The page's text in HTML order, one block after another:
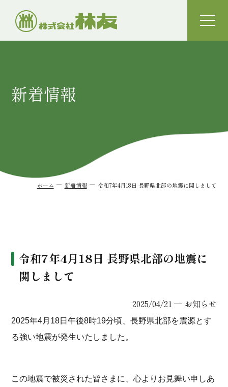
toggle
新着情報
ホーム 新着情報 令和7年4月18日 長野県北部の地震に関しまして
令和7年4月18日 長野県北部の地震に
関しまして
2025/04/21 ─ お知らせ
2025年4月18日午後8時19分頃、長野県北部を震源とす
る強い地震が発生いたしました。
この地震で被災された皆さまに、心よりお見舞い申しあ